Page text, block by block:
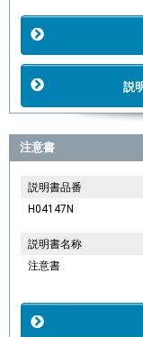
説
注意書
説明書品番
H04147N
説明書名称
注意書